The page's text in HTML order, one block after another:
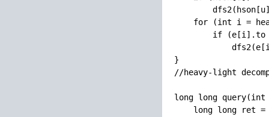
for (int i =
if (e[i].to
}
//heavy-light
long long
long long ret =